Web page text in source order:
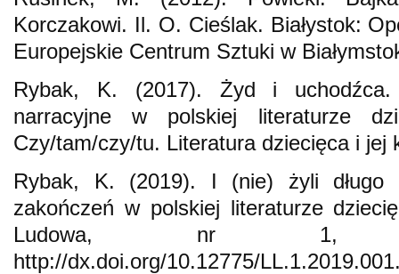
Korczakowi. Il. O. Cieślak. Białystok:
Europejskie Centrum Sztuki w
Rybak, K. (2017). Żyd i uchodźca.
narracyjne w polskiej literaturze
Czy/tam/czy/tu. Literatura dziecięca i jej
Rybak, K. (2019). I (nie) żyli długo
zakończeń w polskiej literaturze
Ludowa, nr 1,
http://dx.doi.org/10.12775/